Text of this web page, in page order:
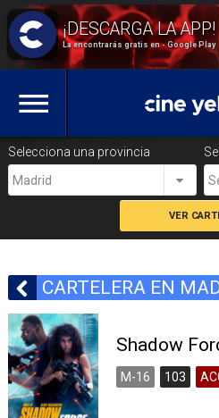
La encontrarás gratis en - Google Play
Selecciona una provincia
Madrid
CARTELERA EN
Shadow
M-16 103